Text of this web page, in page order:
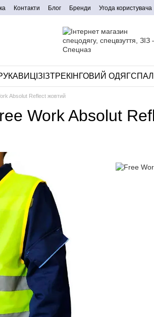
Контакти Блог Бренди Угода користувача
ЗІЗТРЕКІНГОВИЙ ОДЯГ
Absolut Reflect жовтий
Work Absolut